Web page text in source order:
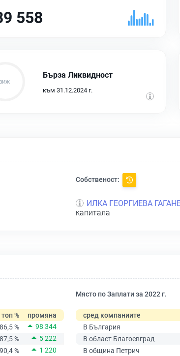
558
Бърза Ликвидност
към 31.12.2024 г.
Собственост:
ИЛКА ГЕОРГИЕВА
капитала
топ %
промяна
86,5 %
98 344
87,5 %
5 222
90,4 %
1 220
Място по Заплати за 2022 г.
сред компаниите
В България
В област Благоевград
В община Петрич